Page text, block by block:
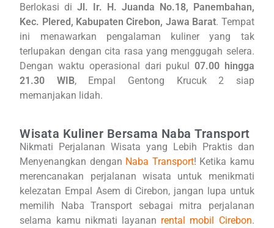
Berlokasi diJl. Ir. H. Juanda No.18, Panembahan,
Kec. Plered, Kabupaten Cirebon, Jawa Barat. Tempat
ini menawarkan pengalaman kuliner yang tak
terlupakan dengan cita rasa yang menggugah selera.
Dengan waktu operasional dari pukul 07.00 hingga
21.30 WIB, Empal Gentong Krucuk 2 siap
memanjakan lidah.
Wisata Kuliner Bersama Naba Transport
Nikmati Perjalanan Wisata yang Lebih Praktis dan
Menyenangkan dengan Naba Transport! Ketika kamu
merencanakan perjalanan wisata untuk menikmati
kelezatan Empal Asem di Cirebon, jangan lupa untuk
memilih Naba Transport sebagai mitra perjalanan
selama kamu nikmati layanan rental mobil Cirebon.